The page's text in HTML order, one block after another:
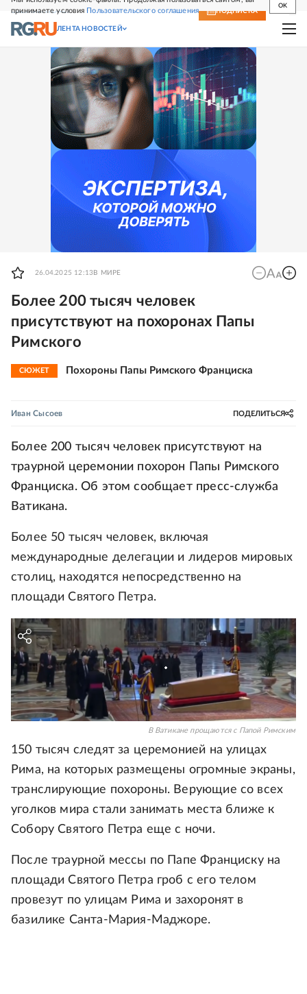
принимаете условия Пользовательского соглашения
OK
СВЕЖИЙ НОМЕР ПОДПИСКА
ЛЕНТА НОВОСТЕЙ
26.04.2025 12:13 В МИРЕ
Более 200 тысяч человек
присутствуют на похоронах Папы
Римского
СЮЖЕТ Похороны Папы Римского Франциска
Иван Сысоев ПОДЕЛИТЬСЯ
Более 200 тысяч человек присутствуют на
траурной церемонии похорон Папы Римского
Франциска. Об этом сообщает пресс-служба
Ватикана.
Более 50 тысяч человек, включая
международные делегации и лидеров мировых
столиц, находятся непосредственно на
площади Святого Петра.
В Ватикане прощаются с Папой Римским
150 тысяч следят за церемонией на улицах
Рима, на которых размещены огромные экраны,
транслирующие похороны. Верующие со всех
уголков мира стали занимать места ближе к
Собору Святого Петра еще с ночи.
После траурной мессы по Папе Франциску на
площади Святого Петра гроб с его телом
провезут по улицам Рима и захоронят в
базилике Санта-Мария-Маджоре.